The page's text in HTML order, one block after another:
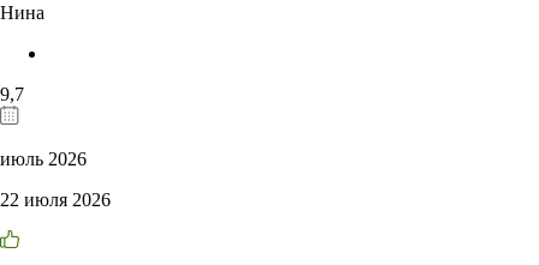
Нина
9,7
июль 2026
22 июля 2026